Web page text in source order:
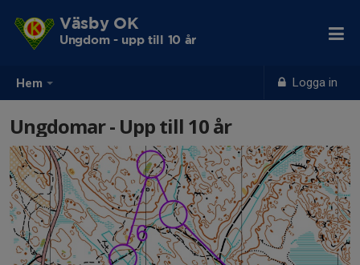
Hem Logga in
Väsby OK
Ungdom - upp till 10 år
Ungdomar - Upp till 10 år